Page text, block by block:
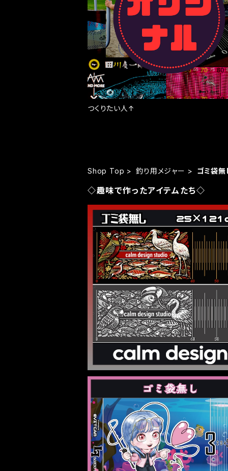
つくりたい人↑
Shop Top 釣り用メジャー ゴミ袋無
◇趣味で作ったアイテムたち◇
calm design measure
¥5,000
期間限定 らい子オリジナルメジャー
fishing channel】
¥4,500
SOLD OUT